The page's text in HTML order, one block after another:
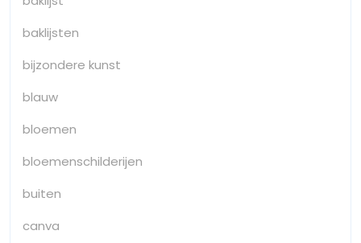
baklijsten
bijzondere kunst
blauw
bloemen
bloemenschilderijen
buiten
canva